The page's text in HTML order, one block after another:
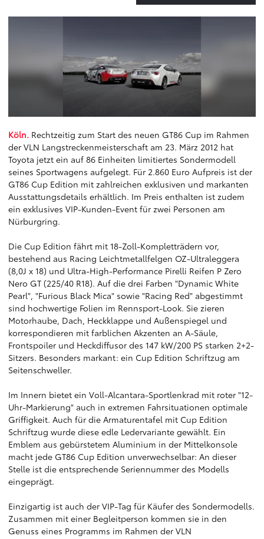
Köln. Rechtzeitig zum Start des neuen GT86 Cup im Rahmen
der VLN Langstreckenmeisterschaft am 23. März 2012 hat
Toyota jetzt ein auf 86 Einheiten limitiertes Sondermodell
seines Sportwagens aufgelegt. Für 2.860 Euro Aufpreis ist der
GT86 Cup Edition mit zahlreichen exklusiven und markanten
Ausstattungsdetails erhältlich. Im Preis enthalten ist zudem
ein exklusives VIP-Kunden-Event für zwei Personen am
Nürburgring.
Die Cup Edition fährt mit 18-Zoll-Kompletträdern vor,
bestehend aus Racing Leichtmetallfelgen OZ-Ultraleggera
(8,0J x 18) und Ultra-High-Performance Pirelli Reifen P Zero
Nero GT (225/40 R18). Auf die drei Farben "Dynamic White
Pearl", "Furious Black Mica" sowie "Racing Red" abgestimmt
sind hochwertige Folien im Rennsport-Look. Sie zieren
Motorhaube, Dach, Heckklappe und Außenspiegel und
korrespondieren mit farblichen Akzenten an A-Säule,
Frontspoiler und Heckdiffusor des 147 kW/200 PS starken 2+2-
Sitzers. Besonders markant: ein Cup Edition Schriftzug am
Seitenschweller.
Im Innern bietet ein Voll-Alcantara-Sportlenkrad mit roter "12-
Uhr-Markierung" auch in extremen Fahrsituationen optimale
Griffigkeit. Auch für die Armaturentafel mit Cup Edition
Schriftzug wurde diese edle Ledervariante gewählt. Ein
Emblem aus gebürstetem Aluminium in der Mittelkonsole
macht jede GT86 Cup Edition unverwechselbar: An dieser
Stelle ist die entsprechende Seriennummer des Modells
eingeprägt.
Einzigartig ist auch der VIP-Tag für Käufer des Sondermodells.
Zusammen mit einer Begleitperson kommen sie in den
Genuss eines Programms im Rahmen der VLN